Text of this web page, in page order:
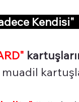
muadil